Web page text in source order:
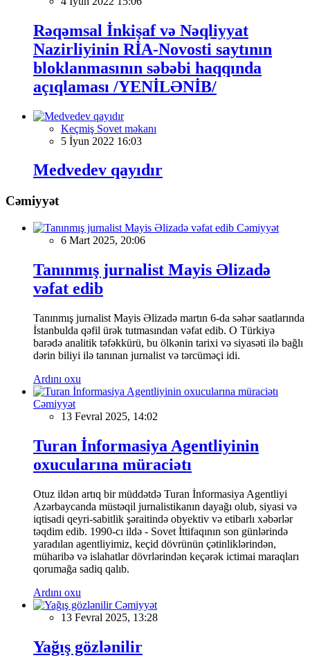
Rəqəmsal İnkişaf və Nəqliyyat
Nazirliyinin RİA-Novosti saytının
bloklanmasının səbəbi haqqında
açıqlaması /YENİLƏNİB/
Keçmiş Sovet məkanı
5 İyun 2022 16:03
Medvedev qayıdır
Cəmiyyət
Cəmiyyət
6 Mart 2025, 20:06
Tanınmış jurnalist Mayis Əlizadə
vəfat edib
Tanınmış jurnalist Mayis Əlizadə martın 6-da səhər saatlarında
İstanbulda qəfil ürək tutmasından vəfat edib. O Türkiyə
barədə analitik təfəkkürü, bu ölkənin tarixi və siyasəti ilə bağlı
dərin biliyi ilə tanınan jurnalist və tərcüməçi idi.
Ardını oxu
Cəmiyyət
13 Fevral 2025, 14:02
Turan İnformasiya Agentliyinin
oxucularına müraciətı
Otuz ildən artıq bir müddətdə Turan İnformasiya Agentliyi
Azərbaycanda müstəqil jurnalistikanın dayağı olub, siyasi və
iqtisadi qeyri-sabitlik şəraitində obyektiv və etibarlı xəbərlər
təqdim edib. 1990-cı ildə - Sovet İttifaqının son günlərində
yaradılan agentliyimiz, keçid dövrünün çətinliklərindən,
müharibə və islahatlar dövrlərindən keçərək ictimai maraqları
qorumağa sadiq qalıb.
Ardını oxu
Cəmiyyət
13 Fevral 2025, 13:28
Yağış gözlənilir